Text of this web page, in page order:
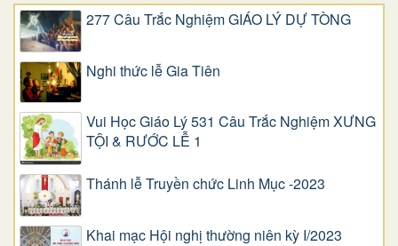
277 Câu Trắc Nghiệm GIÁO LÝ DỰ TÒNG
Nghi thức lễ Gia Tiên
Vui Học Giáo Lý 531 Câu Trắc Nghiệm XƯNG
TỘI & RƯỚC LỄ 1
Thánh lễ Truyền chức Linh Mục -2023
Khai mạc Hội nghị thường niên kỳ I/2023